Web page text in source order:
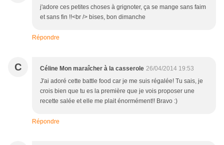
j'adore ces petites choses à grignoter, ça se mange sans faim
et sans fin !!<br /> bises, bon dimanche
Répondre
C Céline Mon maraîcher à la casserole 26/04/2014 19:53
J'ai adoré cette battle food car je me suis régalée! Tu sais, je
crois bien que tu es la première que je vois proposer une
recette salée et elle me plait énormément!! Bravo :)
Répondre